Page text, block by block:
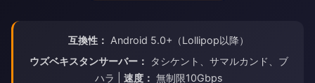
互換性： Android 5.0+（Lollipop以降）
ウズベキスタンサーバー：
タシケント、サマルカンド、ブ
ハラ | 速度： 無制限10Gbps